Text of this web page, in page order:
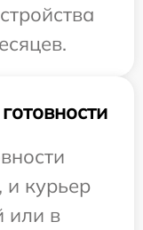
и курьер
или в